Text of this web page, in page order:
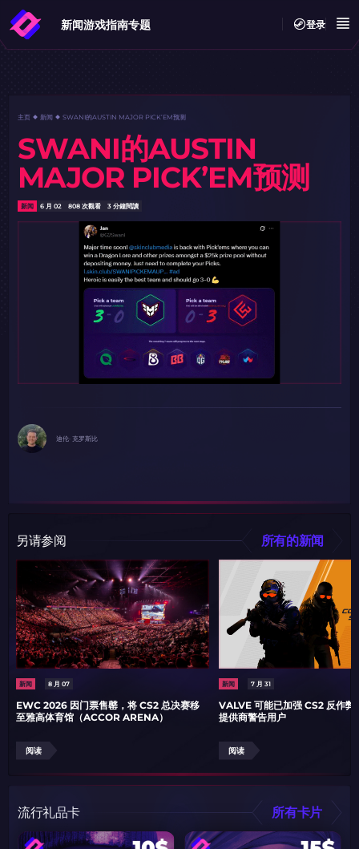
新闻游戏指南专题 登录
主页 新闻 SWANI的AUSTIN MAJOR PICK’EM预测
SWANI的AUSTIN
MAJOR PICK’EM预测
新闻 6 月 02 808 次觀看 3 分鐘閱讀
迪伦· 克罗斯比
另请参阅 所有的新闻
新闻 8 月 07
EWC 2026 因门票售罄，将 CS2 总决赛移
至雅高体育馆（ACCOR ARENA）
阅读
新闻 7 月 31
VALVE 可能已加强 CS2 反作弊
提供商警告用户
阅读
流行礼品卡 所有卡片